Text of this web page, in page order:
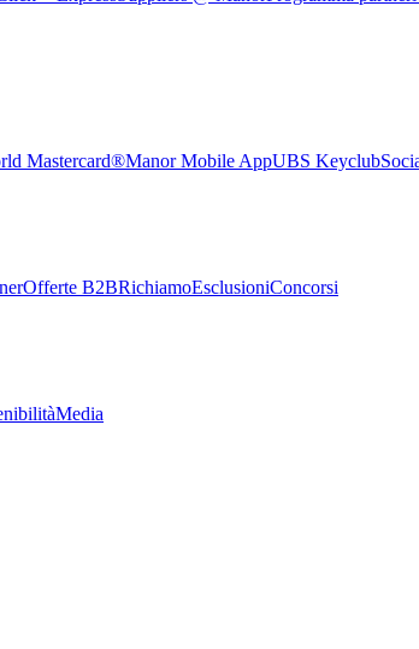
Mastercard®Manor Mobile AppUBS Keyclub
Offerte B2BRichiamoEsclusioniConcorsi
Media